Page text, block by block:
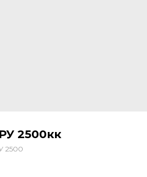
2500кк
2500